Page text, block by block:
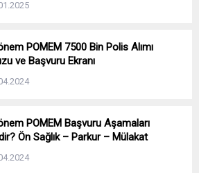
POMEM 7500 Bin Polis Alımı
ve Başvuru Ekranı
POMEM Başvuru Aşamaları
Ön Sağlık – Parkur – Mülakat